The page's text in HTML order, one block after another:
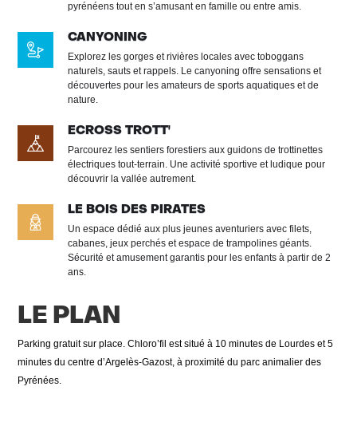
pyrénéens tout en s’amusant en famille ou entre amis.
CANYONING
Explorez les gorges et rivières locales avec toboggans
naturels, sauts et rappels. Le canyoning offre sensations et
découvertes pour les amateurs de sports aquatiques et de
nature.
ECROSS TROTT'
Parcourez les sentiers forestiers aux guidons de trottinettes
électriques tout‑terrain. Une activité sportive et ludique pour
découvrir la vallée autrement.
LE BOIS DES PIRATES
Un espace dédié aux plus jeunes aventuriers avec filets,
cabanes, jeux perchés et espace de trampolines géants.
Sécurité et amusement garantis pour les enfants à partir de 2
ans.
LE PLAN
Parking gratuit sur place. Chloro’fil est situé à 10 minutes de Lourdes et 5
minutes du centre d’Argelès-Gazost, à proximité du parc animalier des
Pyrénées.